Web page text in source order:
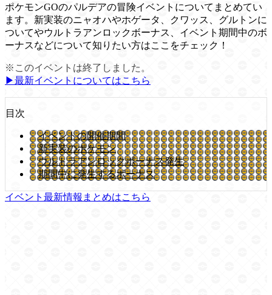
ポケモンGOのパルデアの冒険イベントについてまとめてい
ます。新実装のニャオハやホゲータ、クワッス、グルトンに
ついてやウルトラアンロックボーナス、イベント期間中のボ
ーナスなどについて知りたい方はここをチェック！
※このイベントは終了しました。
▶︎最新イベントについてはこちら
目次
イベントの開催期間
新実装のポケモン
ウルトラアンロックボーナス発生
期間中に発生するボーナス
イベント最新情報まとめはこちら